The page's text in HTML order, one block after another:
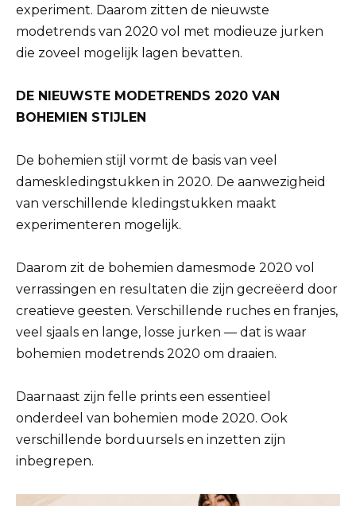
experiment. Daarom zitten de nieuwste
modetrends van 2020 vol met modieuze jurken
die zoveel mogelijk lagen bevatten.
DE NIEUWSTE MODETRENDS 2020 VAN
BOHEMIEN STIJLEN
De bohemien stijl vormt de basis van veel
dameskledingstukken in 2020. De aanwezigheid
van verschillende kledingstukken maakt
experimenteren mogelijk.
Daarom zit de bohemien damesmode 2020 vol
verrassingen en resultaten die zijn gecreëerd door
creatieve geesten. Verschillende ruches en franjes,
veel sjaals en lange, losse jurken — dat is waar
bohemien modetrends 2020 om draaien.
Daarnaast zijn felle prints een essentieel
onderdeel van bohemien mode 2020. Ook
verschillende borduursels en inzetten zijn
inbegrepen.